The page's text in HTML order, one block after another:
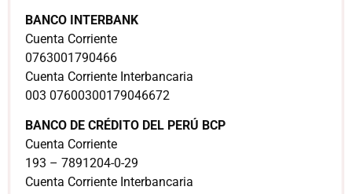
BANCO INTERBANK
Cuenta Corriente
0763001790466
Cuenta Corriente Interbancaria
003 07600300179046672
BANCO DE CRÉDITO DEL PERÚ BCP
Cuenta Corriente
193 – 7891204-0-29
Cuenta Corriente Interbancaria